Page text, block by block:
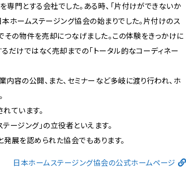
門とする会社でした。ある時、「片付けができないか
ホームステージング協会の始まりでした。片付けのス
その物件を売却につなげました。この体験をきっかけに
だけではなく売却までの「トータル的なコーディネー
容の公開、また、セミナーなど多岐に渡り行われ、ホ
ています。
ージング」の立役者といえます。
展を認められた協会でもあります。
日本ホームステージング協会の公式ホームページ